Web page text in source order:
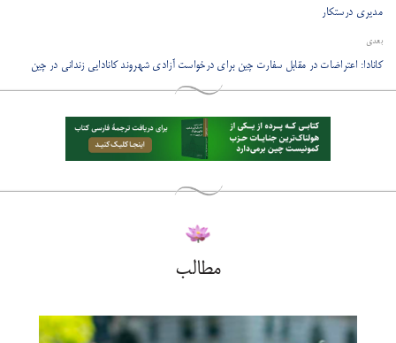
مدیری درستکار
بعدی
کانادا: اعتراضات در مقابل سفارت چین برای درخواست آزادی شهروند کانادایی زندانی در چین
مطالب